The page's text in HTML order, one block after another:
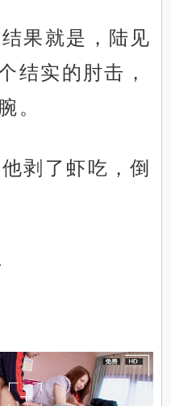
果就是，陆见
结实的肘击，
。
剥了虾吃，倒